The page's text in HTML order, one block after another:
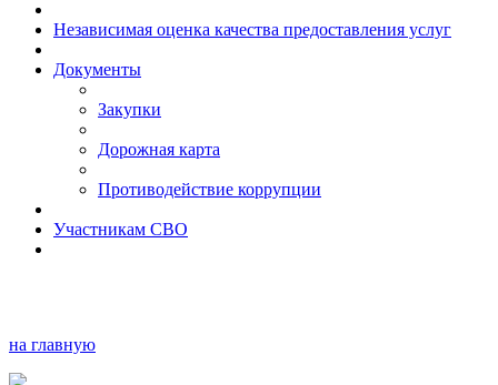
Независимая оценка качества предоставления услуг
Документы
Закупки
Дорожная карта
Противодействие коррупции
Участникам СВО
на главную